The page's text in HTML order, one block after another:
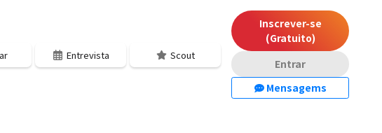
Entrevista Scout
Inscrever-se
(Gratuito)
Entrar
Mensagems